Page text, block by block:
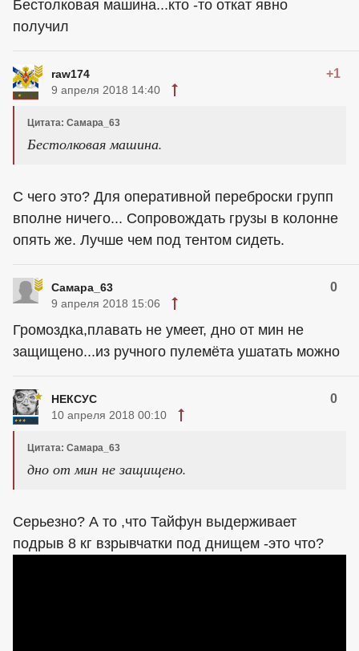
Бестолковая машина...кто -то откат явно
получил
raw174 +1
9 апреля 2018 14:40
Цитата: Самара_63
Бестолковая машина.
С чего это? Для оперативной переброски групп
вполне ничего... Сопровождать грузы в колонне
опять же. Лучше чем под тентом сидеть.
Самара_63 0
9 апреля 2018 15:06
Громоздка,плавать не умеет, дно от мин не
защищено...из ручного пулемёта ушатать можно
НЕКСУС 0
10 апреля 2018 00:10
Цитата: Самара_63
дно от мин не защищено.
Серьезно? А то ,что Тайфун выдерживает
подрыв 8 кг взрывчатки под днищем -это что?